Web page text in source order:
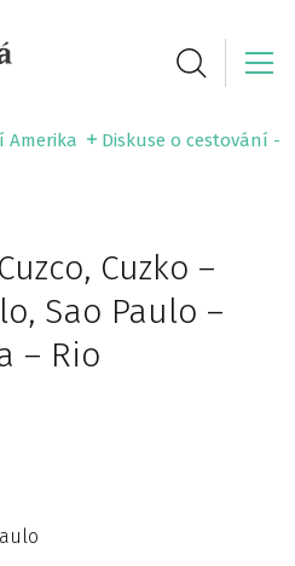
Amerika
Diskuse o cestování -
Cuzko –
Sao Paulo –
– Rio